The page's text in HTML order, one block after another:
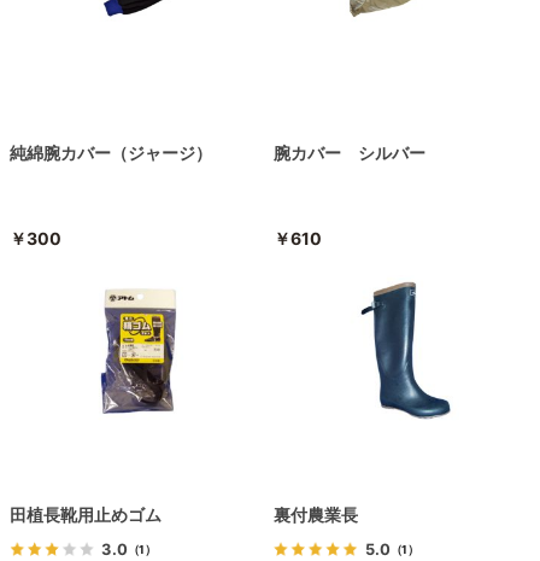
純綿腕カバー（ジャージ）
￥300
腕カバー シルバー
￥610
田植長靴用止めゴム
3.0 （1）
裏付農業長
5.0 （1）